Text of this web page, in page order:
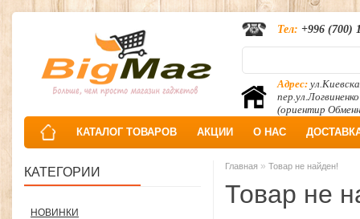
Адрес:
пер.ул.Логвиненко
(ориентир
Тел: +996 (700)
КАТАЛОГ ТОВАРОВ АКЦИИ О НАС
КАТЕГОРИИ
НОВИНКИ
Главная » Товар не найден!
Товар не